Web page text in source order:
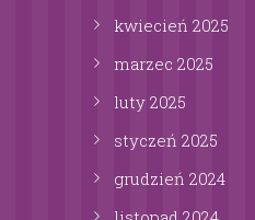
kwiecień 2025
marzec 2025
luty 2025
styczeń 2025
grudzień 2024